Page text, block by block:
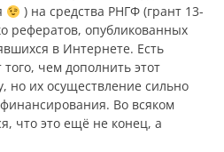
) на средства РНГФ (грант 13-
рефератов, опубликованных
в Интернете. Есть
чем дополнить этот
но их осуществление сильно
Во всяком
что это ещё не конец, а